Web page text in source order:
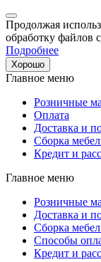
Продолжая
обработку файлов
Подробнее
Хорошо
Главное меню
Розничные
Оплата
Доставка и
Сборка
Кредит и
Главное меню
Розничные
Доставка и
Сборка
Способы
Кредит и